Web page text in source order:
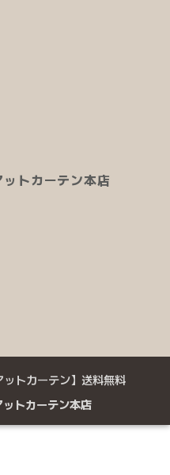
トカーテン本店
トカーテン】送料無料
ットカーテン本店